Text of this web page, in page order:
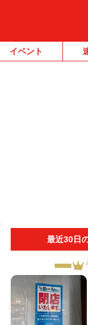
イベント
最近30日